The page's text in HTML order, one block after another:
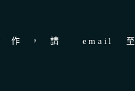
，請 email 至